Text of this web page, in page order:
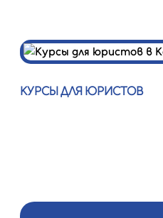
КУРСЫ ДЛЯ ЮРИСТОВ